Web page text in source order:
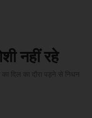
नहीं रहे